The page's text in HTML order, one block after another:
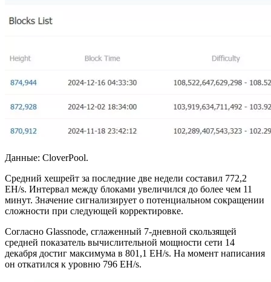
Данные: CloverPool.
Средний хешрейт за последние две недели составил 772,2
EH/s. Интервал между блоками увеличился до более чем 11
минут. Значение сигнализирует о потенциальном сокращении
сложности при следующей корректировке.
Согласно Glassnode, сглаженный 7-дневной скользящей
средней показатель вычислительной мощности сети 14
декабря достиг максимума в 801,1 EH/s. На момент написания
он откатился к уровню 796 EH/s.